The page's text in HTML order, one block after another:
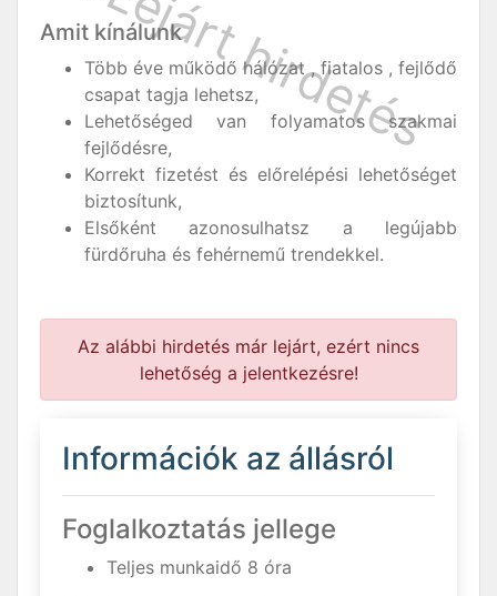
Amit kínálunk
Több éve működő hálózat , fiatalos , fejlődő
csapat tagja lehetsz,
Lehetőséged van folyamatos szakmai
fejlődésre,
Korrekt fizetést és előrelépési lehetőséget
biztosítunk,
Elsőként azonosulhatsz a legújabb
fürdőruha és fehérnemű trendekkel.
Az alábbi hirdetés már lejárt, ezért nincs
lehetőség a jelentkezésre!
Információk az állásról
Foglalkoztatás jellege
Teljes munkaidő 8 óra